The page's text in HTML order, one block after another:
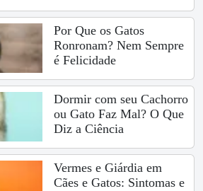
Por Que os Gatos
Ronronam? Nem Sempre
é Felicidade
Dormir com seu Cachorro
ou Gato Faz Mal? O Que
Diz a Ciência
Vermes e Giárdia em
Cães e Gatos: Sintomas e